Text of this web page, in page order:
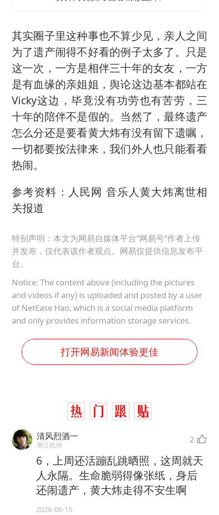
其实圈子里这种事也不算少见，亲人之间
为了遗产闹得不好看的例子太多了。只是
这一次，一方是相伴三十年的女友，一方
是有血缘的亲姐姐，舆论这边基本都站在
Vicky这边，毕竟没有功劳也有苦劳，三
十年的陪伴不是假的。当然了，最终遗产
怎么分还是要看黄大炜有没有留下遗嘱，
一切都要按法律来，我们外人也只能看看
热闹。
参考资料：人民网 音乐人黄大炜离世相
关报道
特别声明：本文为网易自媒体平台“网易号”作者上传
并发布，仅代表该作者观点。网易仅提供信息发布平
台。
Notice: The content above (including the pictures
and videos if any) is uploaded and posted by a user
of NetEase Hao, which is a social media platform
and only provides information storage services.
打开网易新闻体验更佳
清风烈酒一
浙江杭州 2
6，上周还活蹦乱跳晒照，这周就天
人永隔。生命脆弱得像张纸，身后
还闹遗产，黄大炜走得不安生啊
2026-06-15